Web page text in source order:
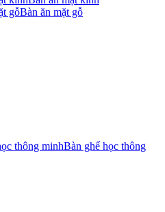
Bàn ăn mặt gỗ
Bàn ghế học thông